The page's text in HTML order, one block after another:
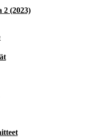
2 (2023)